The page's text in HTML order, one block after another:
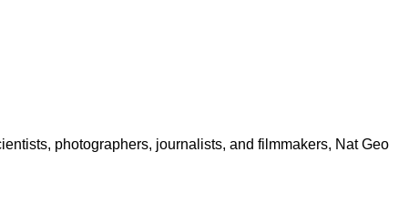
photographers, journalists, and filmmakers, Nat Geo